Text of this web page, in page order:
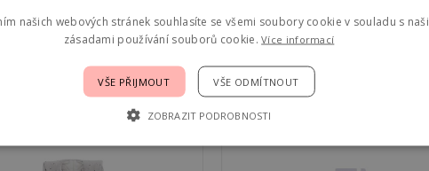
našich webových stránek souhlasíte se všemi soubory cookie v souladu s
zásadami používání souborů cookie.Více informací
VŠE PŘIJMOUT VŠE ODMÍTNOUT
ZOBRAZIT PODROBNOSTI